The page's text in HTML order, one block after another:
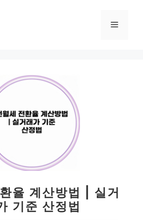
메
율 계산방법 | 실거
기준 산정법